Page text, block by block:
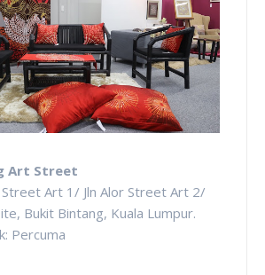
Art Street
Street Art 1/ Jln Alor Street Art 2/
Bukit Bintang, Kuala Lumpur.
Percuma